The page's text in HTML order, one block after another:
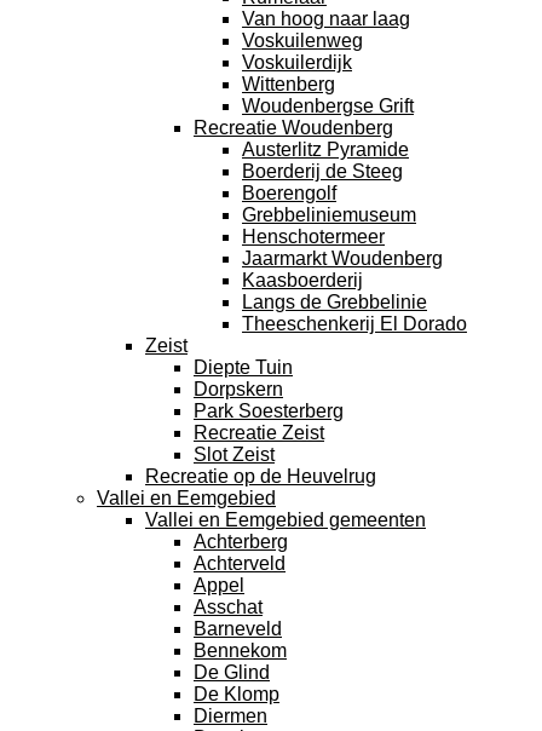
Van hoog naar laag
Voskuilenweg
Voskuilerdijk
Wittenberg
Woudenbergse Grift
Recreatie Woudenberg
Austerlitz Pyramide
Boerderij de Steeg
Boerengolf
Grebbeliniemuseum
Henschotermeer
Jaarmarkt Woudenberg
Kaasboerderij
Langs de Grebbelinie
Theeschenkerij El Dorado
Zeist
Diepte Tuin
Dorpskern
Park Soesterberg
Recreatie Zeist
Slot Zeist
Recreatie op de Heuvelrug
Vallei en Eemgebied
Vallei en Eemgebied gemeenten
Achterberg
Achterveld
Appel
Asschat
Barneveld
Bennekom
De Glind
De Klomp
Diermen